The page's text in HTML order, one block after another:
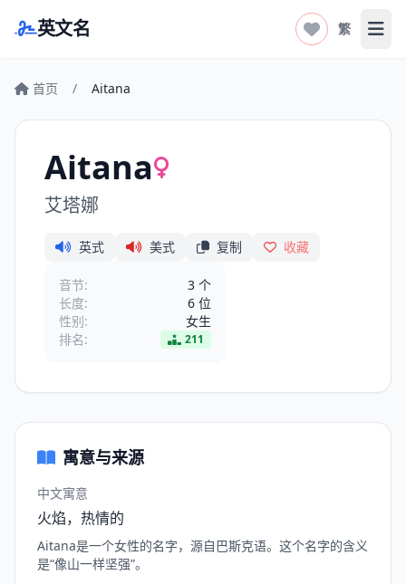
英文名 繁 打
首页 / Aitana
Aitana
艾塔娜
英式 美式 复制 收藏
音节:
3 个
长度:
6 位
性别:
女生
排名:
211
寓意与来源
中文寓意
火焰，热情的
Aitana是一个女性的名字，源自巴斯克语。这个名字的含义
是“像山一样坚强”。